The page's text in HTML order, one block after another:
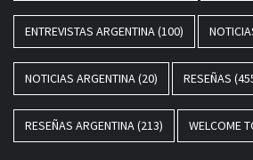
ENTREVISTAS ARGENTINA(100)
NOTICIAS ARGENTINA(20) RESEÑAS
RESEÑAS ARGENTINA(213) WELCOME